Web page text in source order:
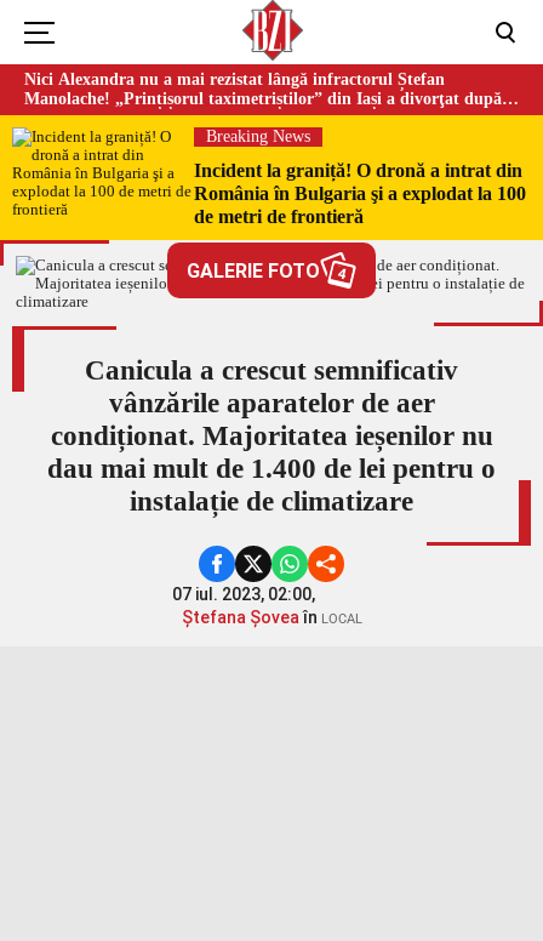
Nici Alexandra nu a mai rezistat lângă infractorul Ștefan
Manolache! „Prințișorul taximetriștilor” din Iași a divorţat după
doi ani de căsnicie
Breaking News
Incident la graniță! O dronă a intrat din
România în Bulgaria şi a explodat la 100
de metri de frontieră
GALERIE FOTO 4
Canicula a crescut semnificativ
vânzările aparatelor de aer
condiționat. Majoritatea ieșenilor nu
dau mai mult de 1.400 de lei pentru o
instalație de climatizare
07 iul. 2023, 02:00,
Ștefana Șoveaîn LOCAL